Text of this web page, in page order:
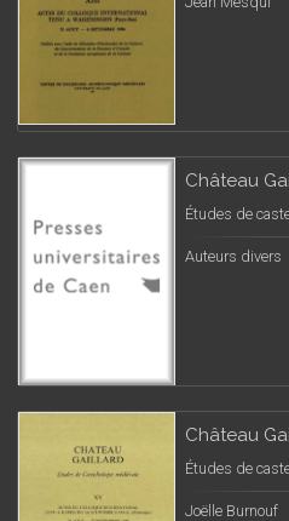
Château
Études de
Auteurs divers
Château
Études de
Joëlle Burnouf